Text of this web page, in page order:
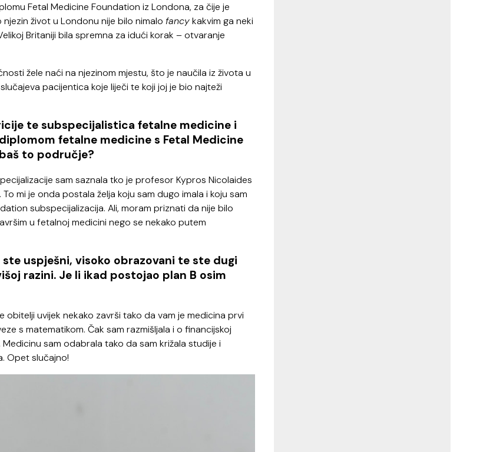
Fetal Medicine Foundation iz Londona, za čije je
njezin život u Londonu nije bilo nimalo fancykakvim ga neki
Britaniji bila spremna za idući korak – otvaranje
žele naći na njezinom mjestu, što je naučila iz života u
pacijentica koje liječi te koji joj je bio najteži
te subspecijalistica fetalne medicine i
fetalne medicine s Fetal Medicine
to područje?
sam saznala tko je profesor Kypros Nicolaides
mi je onda postala želja koju sam dugo imala i koju sam
subspecijalizacija. Ali, moram priznati da nije bilo
u fetalnoj medicini nego se nekako putem
uspješni, visoko obrazovani te ste dugi
razini. Je li ikad postojao plan B osim
uvijek nekako završi tako da vam je medicina prvi
s matematikom. Čak sam razmišljala i o financijskoj
sam odabrala tako da sam križala studije i
Opet slučajno!